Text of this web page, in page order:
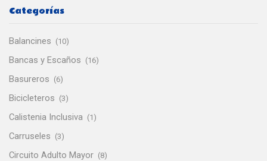
Categorías
Balancines (10)
Bancas y Escaños (16)
Basureros (6)
Bicicleteros (3)
Calistenia Inclusiva (1)
Carruseles (3)
Circuito Adulto Mayor (8)